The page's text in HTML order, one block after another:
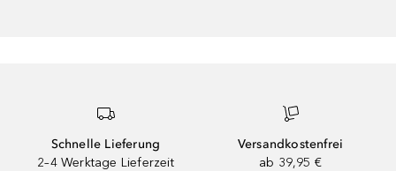
Schnelle Lieferung
2–4 Werktage Lieferzeit
Versandkostenfrei
ab 39,95 €